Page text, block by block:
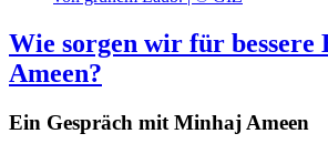
Wie sorgen wir für bessere
Ameen?
Ein Gespräch mit Minhaj Ameen